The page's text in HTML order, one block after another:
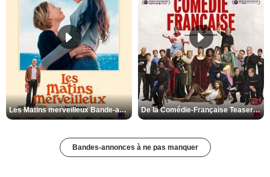
Les Matins merveilleux Bande-annonce VF De la Comédie-Française Teaser VF
Bandes-annonces à ne pas manquer